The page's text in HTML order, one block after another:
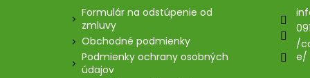
Formulár na odstúpenie od
zmluvy
Obchodné podmienky
Podmienky ochrany osobných
údajov
/
e/